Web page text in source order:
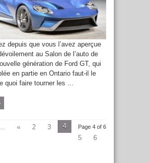
depuis que vous l’avez aperçue
au Salon de l’auto de
génération de Ford GT, qui
en partie en Ontario faut-il le
quoi faire tourner les ...
Page 4 of 6
... « 2 3
4
5
6